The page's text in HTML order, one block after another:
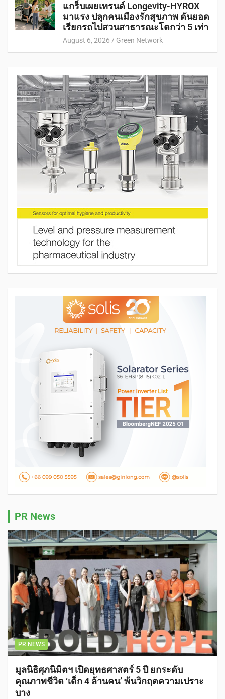
แกร็บเผยเทรนด์ Longevity-HYROX
มาแรง ปลุกคนเมืองรักสุขภาพ ดันยอด
เรียกรถไปสวนสาธารณะโตกว่า 5 เท่า
August 6, 2026 Green Network
PR News
PR NEWS
มูลนิธิศุภนิมิตฯ เปิดยุทธศาสตร์ 5 ปี ยกระดับ
คุณภาพชีวิต ‘เด็ก 4 ล้านคน’ พ้นวิกฤตความเปราะ
บาง